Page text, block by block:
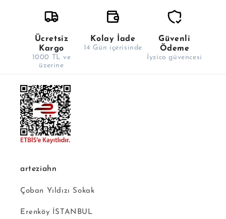
Ücretsiz
Kargo
1000 TL ve
üzerine
Kolay İade
14 Gün içerisinde
Güvenli
Ödeme
İyzico güvencesi
arteziahn
Çoban Yıldızı Sokak
Erenköy İSTANBUL